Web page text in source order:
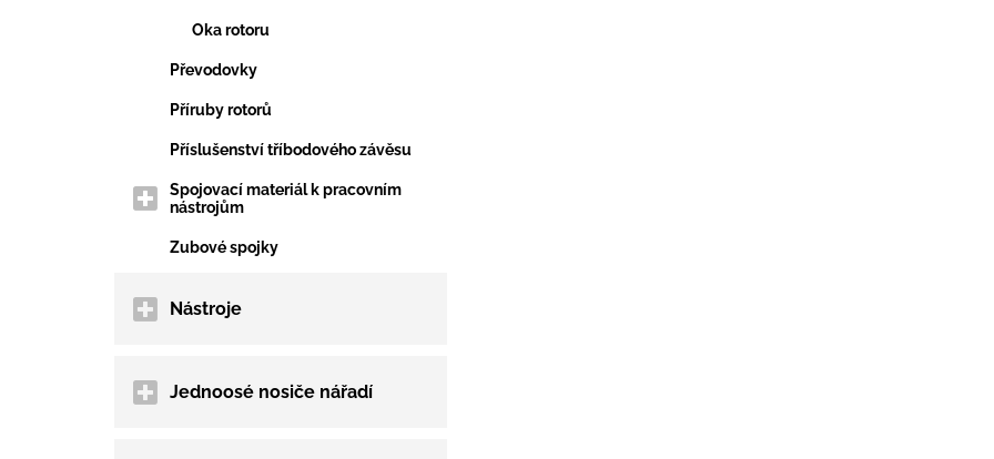
Oka rotoru
Převodovky
Příruby rotorů
Příslušenství tříbodového závěsu
Spojovací materiál k pracovním
nástrojům
Zubové spojky
Nástroje
Jednoosé nosiče nářadí